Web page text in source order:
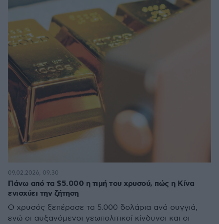
Πάνω από τα $5.000 η τιμή του χρυσού, πώς η Κίνα
ενισχύει την ζήτηση
Ο χρυσός ξεπέρασε τα 5.000 δολάρια ανά ουγγιά,
ενώ οι αυξανόμενοι γεωπολιτικοί κίνδυνοι και οι
09.02.2026, 09:30